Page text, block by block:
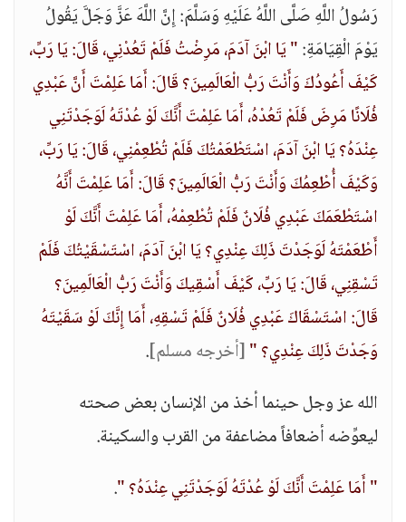
رَسُولُ اللَّهِ صَلَّى اللَّهُ عَلَيْهِ وَسَلَّمَ: إِنَّ اللَّهَ عَزَّ وَجَلَّ يَقُولُ
يَوْمَ الْقِيَامَةِ:" يَا ابْنَ آدَمَ، مَرِضْتُ فَلَمْ تَعُدْنِي، قَالَ: يَا رَبِّ،
كَيْفَ أَعُودُكَ وَأَنْتَ رَبُّ الْعَالَمِينَ؟ قَالَ: أَمَا عَلِمْتَ أَنَّ عَبْدِي
فُلَانًا مَرِضَ فَلَمْ تَعُدْهُ، أَمَا عَلِمْتَ أَنَّكَ لَوْ عُدْتَهُ لَوَجَدْتَنِي
عِنْدَهُ؟ يَا ابْنَ آدَمَ، اسْتَطْعَمْتُكَ فَلَمْ تُطْعِمْنِي، قَالَ: يَا رَبِّ،
وَكَيْفَ أُطْعِمُكَ وَأَنْتَ رَبُّ الْعَالَمِينَ؟ قَالَ: أَمَا عَلِمْتَ أَنَّهُ
اسْتَطْعَمَكَ عَبْدِي فُلَانٌ فَلَمْ تُطْعِمْهُ، أَمَا عَلِمْتَ أَنَّكَ لَوْ
أَطْعَمْتَهُ لَوَجَدْتَ ذَلِكَ عِنْدِي؟ يَا ابْنَ آدَمَ، اسْتَسْقَيْتُكَ فَلَمْ
تَسْقِنِي، قَالَ: يَا رَبِّ، كَيْفَ أَسْقِيكَ وَأَنْتَ رَبُّ الْعَالَمِينَ؟
قَالَ: اسْتَسْقَاكَ عَبْدِي فُلَانٌ فَلَمْ تَسْقِهِ، أَمَا إِنَّكَ لَوْ سَقَيْتَهُ
وَجَدْتَ ذَلِكَ عِنْدِي؟ "[أخرجه مسلم].
الله عز وجل حينما أخذ من الإنسان بعض صحته
ليعوِّضه أضعافاً مضاعفة من القرب والسكينة.
" أَمَا عَلِمْتَ أَنَّكَ لَوْ عُدْتَهُ لَوَجَدْتَنِي عِنْدَهُ؟ ".